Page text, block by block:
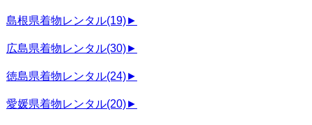
島根県着物レンタル(19)►
広島県着物レンタル(30)►
徳島県着物レンタル(24)►
愛媛県着物レンタル(20)►